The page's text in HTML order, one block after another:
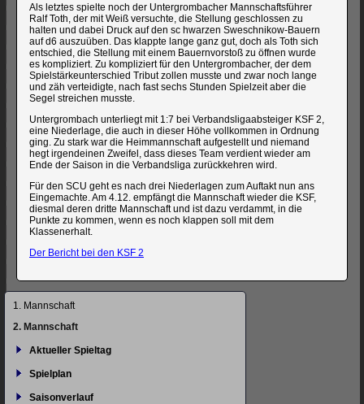
Als letztes spielte noch der Untergrombacher Mannschaftsführer
Ralf Toth, der mit Weiß versuchte, die Stellung geschlossen zu
halten und dabei Druck auf den sc hwarzen Sweschnikow-Bauern
auf d6 auszuüben. Das klappte lange ganz gut, doch als Toth sich
entschied, die Stellung mit einem Bauernvorstoß zu öffnen wurde
es kompliziert. Zu kompliziert für den Untergrombacher, der dem
Spielstärkeunterschied Tribut zollen musste und zwar noch lange
und zäh verteidigte, nach fast sechs Stunden Spielzeit aber die
Segel streichen musste.
Untergrombach unterliegt mit 1:7 bei Verbandsligaabsteiger KSF 2,
eine Niederlage, die auch in dieser Höhe vollkommen in Ordnung
ging. Zu stark war die Heimmannschaft aufgestellt und niemand
hegt irgendeinen Zweifel, dass dieses Team verdient wieder am
Ende der Saison in die Verbandsliga zurückkehren wird.
Für den SCU geht es nach drei Niederlagen zum Auftakt nun ans
Eingemachte. Am 4.12. empfängt die Mannschaft wieder die KSF,
diesmal deren dritte Mannschaft und ist dazu verdammt, in die
Punkte zu kommen, wenn es noch klappen soll mit dem
Klassenerhalt.
Der Bericht bei den KSF 2
Navigation
1. Mannschaft
2. Mannschaft
Aktueller Spieltag
Spielplan
Saisonverlauf